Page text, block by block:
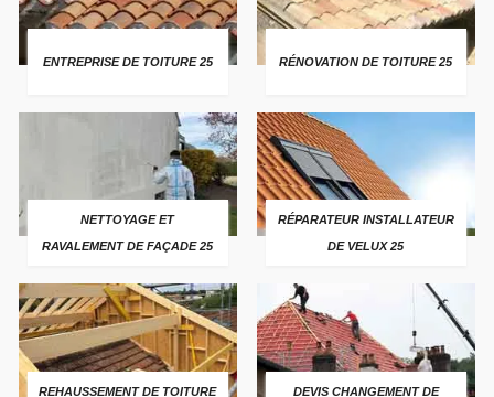
ENTREPRISE DE TOITURE 25 RÉNOVATION DE TOITURE 25
NETTOYAGE ET
RAVALEMENT DE FAÇADE 25
RÉPARATEUR INSTALLATEUR
DE VELUX 25
REHAUSSEMENT DE TOITURE
DEVIS CHANGEMENT DE